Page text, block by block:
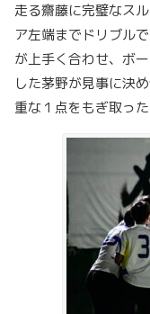
走る齋藤に完璧なス
ア左端までドリブル
が上手く合わせ、ボ
した茅野が見事に決
重な１点をもぎ取った